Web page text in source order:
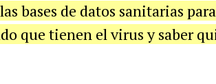
bases de datos sanitarias
que tienen el virus y saber